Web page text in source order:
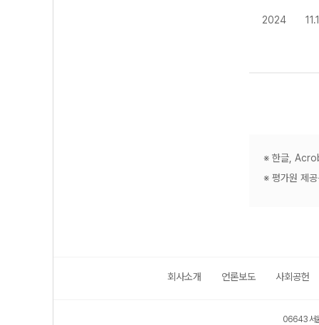
2024
※ 한글,
※ 평가원 제
회사소개 언론보도 사회공헌
06643 서